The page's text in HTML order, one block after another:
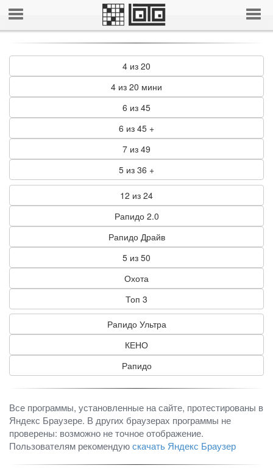
4 из 20
4 из 20 мини
6 из 45
6 из 45 +
7 из 49
5 из 36 +
12 из 24
Рапидо 2.0
Рапидо Драйв
5 из 50
Охота
Топ 3
Рапидо Ультра
КЕНО
Рапидо
Все программы, установленные на сайте, протестированы в
Яндекс Браузере. В других браузерах программы не
проверены: возможно не точное отображение.
Пользователям рекомендуюскачать Яндекс Браузер